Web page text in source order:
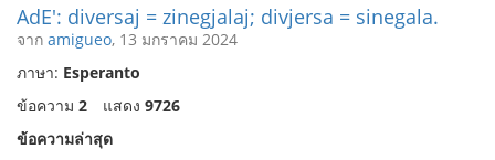
AdE': diversaj = zinegjalaj; divjersa = sinegala.
จาก amigueo, 13 มกราคม 2024
ภาษา: Esperanto
ข้อความ 2 แสดง 9726
ข้อความล่าสุด